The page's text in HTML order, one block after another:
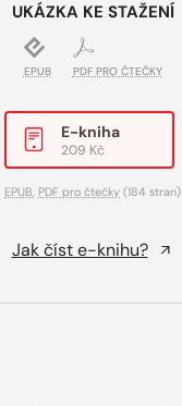
UKÁZKA KE STAŽENÍ
EPUB PDF PRO ČTEČKY
E-kniha
209 Kč
EPUB, PDF pro čtečky (184 stran)
Jak číst e-knihu?